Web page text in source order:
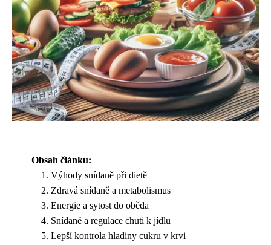
Obsah článku:
Výhody snídaně při dietě
Zdravá snídaně a metabolismus
Energie a sytost do oběda
Snídaně a regulace chuti k jídlu
Lepší kontrola hladiny cukru v krvi